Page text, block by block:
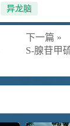
异龙脑
下一篇 »
S-腺苷甲